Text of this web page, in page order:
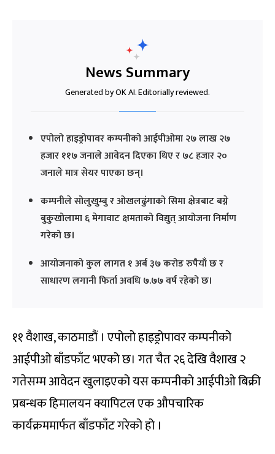
News Summary
Generated by OK AI. Editorially reviewed.
एपोलो हाइड्रोपावर कम्पनीको आईपीओमा २७ लाख २७
हजार ११७ जनाले आवेदन दिएका थिए र ७८ हजार २०
जनाले मात्र सेयर पाएका छन्।
कम्पनीले सोलुखुम्बु र ओखलढुंगाको सिमा क्षेत्रबाट बग्ने
बुकुखोलामा ६ मेगावाट क्षमताको विद्युत् आयोजना निर्माण
गरेको छ।
आयोजनाको कुल लागत १ अर्ब ३७ करोड रुपैयाँ छ र
साधारण लगानी फिर्ता अवधि ७.७७ वर्ष रहेको छ।
११ वैशाख, काठमाडौं । एपोलो हाइड्रोपावर कम्पनीको
आईपीओ बाँडफाँट भएको छ। गत चैत २६ देखि वैशाख २
गतेसम्म आवेदन खुलाइएको यस कम्पनीको आईपीओ बिक्री
प्रबन्धक हिमालयन क्यापिटल एक औपचारिक
कार्यक्रममार्फत बाँडफाँट गरेको हो ।